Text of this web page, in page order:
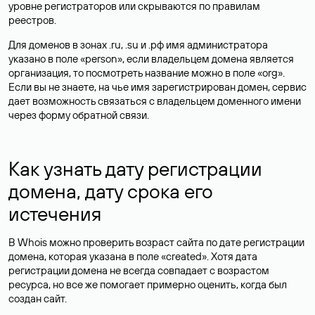
уровне регистраторов или скрываются по правилам
реестров.
Для доменов в зонах .ru, .su и .рф имя администратора
указано в поле «person», если владельцем домена является
организация, то посмотреть название можно в поле «org».
Если вы не знаете, на чье имя зарегистрирован домен, сервис
дает возможность связаться с владельцем доменного имени
через форму обратной связи.
Как узнать дату регистрации
домена, дату срока его
истечения
В Whois можно проверить возраст сайта по дате регистрации
домена, которая указана в поле «created». Хотя дата
регистрации домена не всегда совпадает с возрастом
ресурса, но все же помогает примерно оценить, когда был
создан сайт.